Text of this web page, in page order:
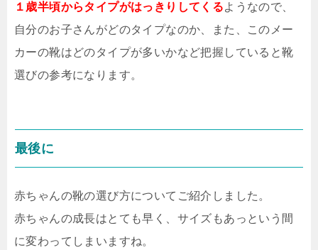
１歳半頃からタイプがはっきりしてくるようなので、
自分のお子さんがどのタイプなのか、また、このメー
カーの靴はどのタイプが多いかなど把握していると靴
選びの参考になります。
最後に
赤ちゃんの靴の選び方についてご紹介しました。
赤ちゃんの成長はとても早く、サイズもあっという間
に変わってしまいますね。